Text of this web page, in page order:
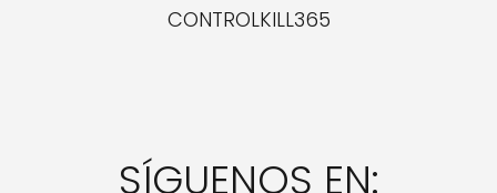
CONTROLKILL365
SÍGUENOS EN: